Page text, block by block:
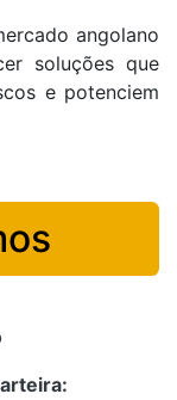
angolano
soluções que
e potenciem